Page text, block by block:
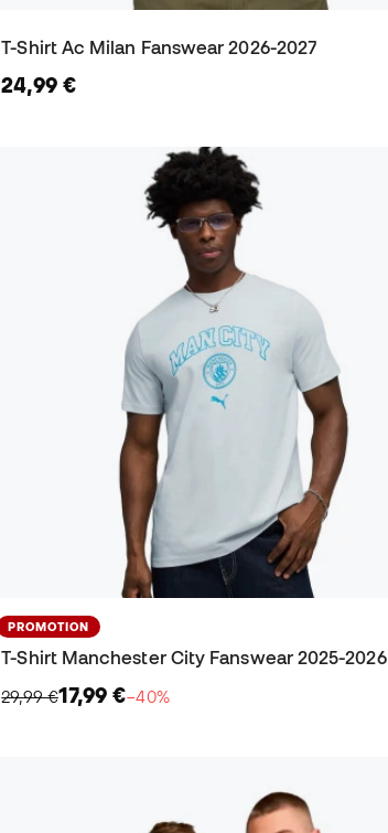
T-Shirt Ac Milan Fanswear 2026-2027
24,99 €
PROMOTION
T-Shirt Manchester City Fanswear 2025-2026
29,99 €17,99 €−40%